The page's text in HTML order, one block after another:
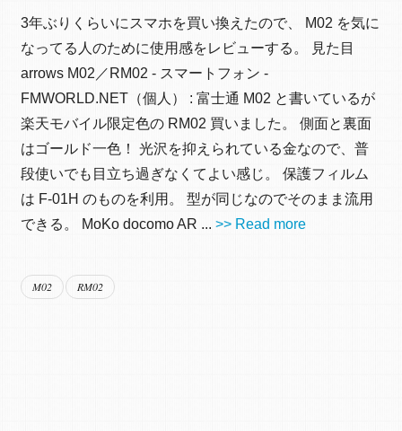
3年ぶりくらいにスマホを買い換えたので、 M02 を気に
なってる人のために使用感をレビューする。 見た目
arrows M02／RM02 - スマートフォン -
FMWORLD.NET（個人） : 富士通 M02 と書いているが
楽天モバイル限定色の RM02 買いました。 側面と裏面
はゴールド一色！ 光沢を抑えられている金なので、普
段使いでも目立ち過ぎなくてよい感じ。 保護フィルム
は F-01H のものを利用。 型が同じなのでそのまま流用
できる。 MoKo docomo AR ... >> Read more
M02 RM02